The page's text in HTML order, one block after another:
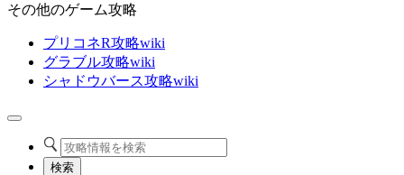
その他のゲーム攻略
プリコネR攻略wiki
グラブル攻略wiki
シャドウバース攻略wiki
検索